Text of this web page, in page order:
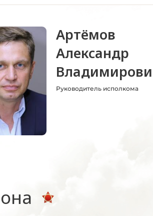
Артёмов
Александр
Руководитель исполкома